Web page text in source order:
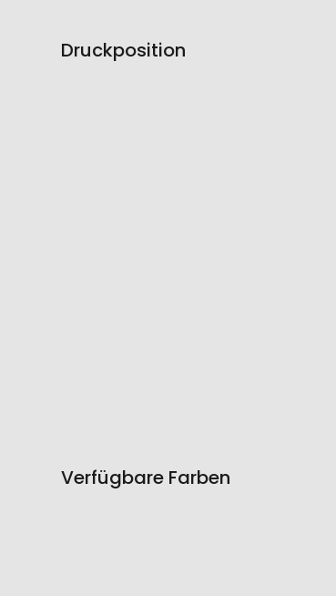
Druckposition
Verfügbare Farben